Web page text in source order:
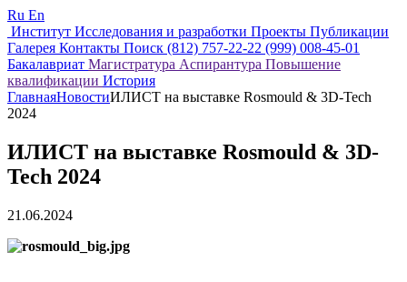
Ru En
Институт Исследования и разработки Проекты Публикации
Галерея Контакты Поиск (812) 757-22-22 (999) 008-45-01
Бакалавриат Магистратура Аспирантура Повышение
квалификации История
ГлавнаяНовостиИЛИСТ на выставке Rosmould & 3D-Tech
2024
ИЛИСТ на выставке Rosmould & 3D-
Tech 2024
21.06.2024